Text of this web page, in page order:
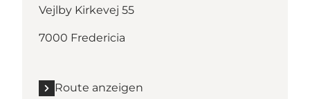
Vejlby Kirkevej 55
7000 Fredericia
Route anzeigen